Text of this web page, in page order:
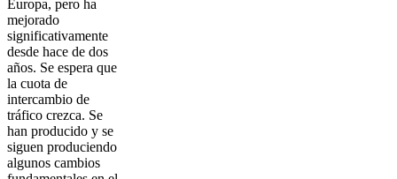
Europa, pero ha
mejorado
significativamente
desde hace de dos
años. Se espera que
la cuota de
intercambio de
tráfico crezca. Se
han producido y se
siguen produciendo
algunos cambios